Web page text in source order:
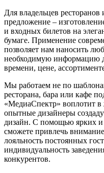
Для владельцев ресторанов
предложение –
и входных билетов на
бумаге. Применение
позволяет нам наносить
необходимую информацию
времени, цене,
Мы работаем не по
ресторана, бара или кафе
«МедиаСпектр» воплотит
опытные дизайнеры
дизайн. С помощью ярких
сможете привлечь
лояльность постоянных
индивидуальность
конкурентов.